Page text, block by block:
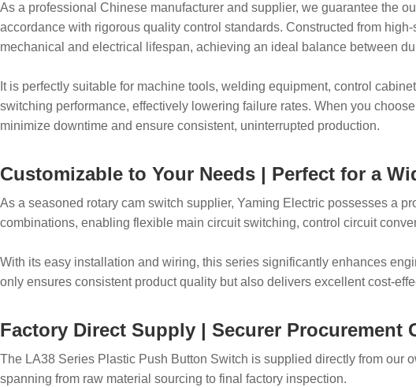
As a professional Chinese manufacturer and supplier, we guarantee the
accordance with rigorous quality control standards. Constructed from
mechanical and electrical lifespan, achieving an ideal balance between
It is perfectly suitable for machine tools, welding equipment, control
switching performance, effectively lowering failure rates. When you
minimize downtime and ensure consistent, uninterrupted production.
Customizable to Your Needs | Perfect for a
As a seasoned rotary cam switch supplier, Yaming Electric possesses a
combinations, enabling flexible main circuit switching, control circuit
With its easy installation and wiring, this series significantly enhances
only ensures consistent product quality but also delivers excellent cost-
Factory Direct Supply | Securer Procurement
The LA38 Series Plastic Push Button Switch is supplied directly from our
spanning from raw material sourcing to final factory inspection.